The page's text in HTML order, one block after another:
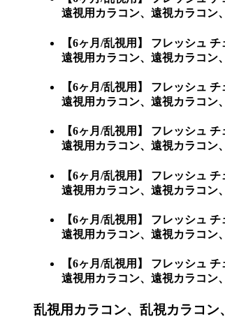
遠視用カラコン、遠視カラコン
【6ヶ月/乱視用】 フレッシュ
遠視用カラコン、遠視カラコン
【6ヶ月/乱視用】 フレッシュ
遠視用カラコン、遠視カラコン
【6ヶ月/乱視用】 フレッシュ
遠視用カラコン、遠視カラコン
【6ヶ月/乱視用】 フレッシュ
遠視用カラコン、遠視カラコン
【6ヶ月/乱視用】 フレッシュ
遠視用カラコン、遠視カラコン
【6ヶ月/乱視用】 フレッシュ
遠視用カラコン、遠視カラコン
乱視用カラコン、乱視カラコ